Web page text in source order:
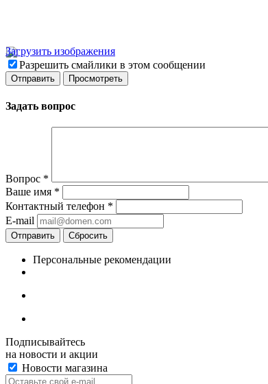
Загрузить изображения
Разрешить смайлики в этом сообщении
Задать вопрос
Вопрос *
Ваше имя *
Контактный телефон *
E-mail
Отправить Сбросить
Персональные рекомендации
Подписывайтесь
на новости и акции
Новости магазина